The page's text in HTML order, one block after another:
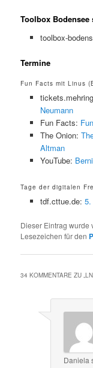
Toolbox
toolbox-
Termine
Fun Facts mit Linus
Neumann
Fun Facts:
The Onion:
Altman
YouTube:
Tage der digitalen
tdf.cttue.de: 5.
Dieser Eintrag wurde
Lesezeichen für den
34 KOMMENTARE ZU „
Daniela